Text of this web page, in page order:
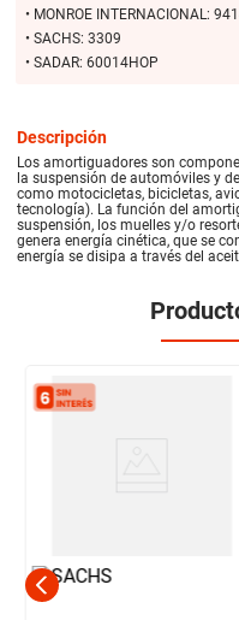
• MONROE INTERNACIONAL:
• SACHS: 3309
• SADAR: 60014HOP
Descripción
Los amortiguadores son
la suspensión de automóviles y
como motocicletas, bicicletas,
tecnología). La función del
suspensión, los muelles y/o
genera energía cinética, que se
energía se disipa a través del